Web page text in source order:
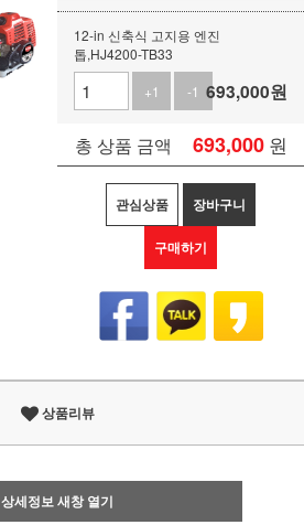
12-in 신축식 고지용 엔진
톱,HJ4200-TB33
+1
-1 693,000원
총 상품 금액 693,000 원
관심상품 장바구니
구매하기
상품리뷰
상세정보 새창 열기